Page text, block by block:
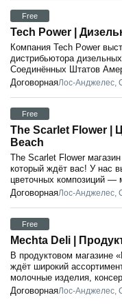
Free
Tech Power |
Компания Tech Power
дистрибьютора
Соединённых Штатов
ДоговорнаяЛос-Анджелес,
Free
The Scarlet Flower |
Beach
The Scarlet Flower
который ждёт вас! У нас
цветочных композиций —
ДоговорнаяЛос-Анджелес,
Free
Mechta Deli |
В продуктовом магазине
ждёт широкий
молочные изделия,
ДоговорнаяЛос-Анджелес,